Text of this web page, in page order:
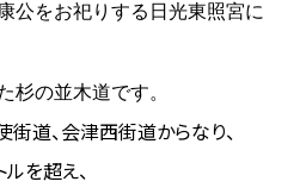
公をお祀りする日光東照宮に
の並木道です。
道、会津西街道からなり、
を超え、